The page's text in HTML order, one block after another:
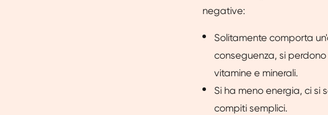
negative:
Solitamente comporta
conseguenza, si
vitamine e minerali.
Si ha meno energia, ci
compiti semplici.